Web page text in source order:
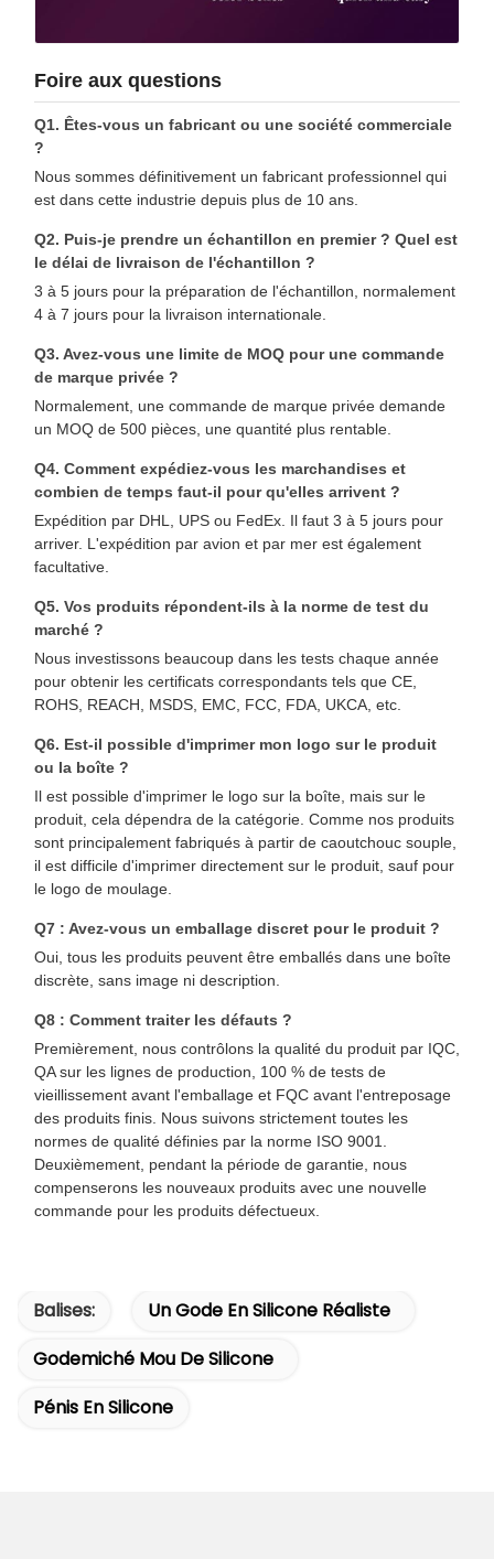
Foire aux questions
Q1. Êtes-vous un fabricant ou une société commerciale
?
Nous sommes définitivement un fabricant professionnel qui
est dans cette industrie depuis plus de 10 ans.
Q2. Puis-je prendre un échantillon en premier ? Quel est
le délai de livraison de l'échantillon ?
3 à 5 jours pour la préparation de l'échantillon, normalement
4 à 7 jours pour la livraison internationale.
Q3. Avez-vous une limite de MOQ pour une commande
de marque privée ?
Normalement, une commande de marque privée demande
un MOQ de 500 pièces, une quantité plus rentable.
Q4. Comment expédiez-vous les marchandises et
combien de temps faut-il pour qu'elles arrivent ?
Expédition par DHL, UPS ou FedEx. Il faut 3 à 5 jours pour
arriver. L'expédition par avion et par mer est également
facultative.
Q5. Vos produits répondent-ils à la norme de test du
marché ?
Nous investissons beaucoup dans les tests chaque année
pour obtenir les certificats correspondants tels que CE,
ROHS, REACH, MSDS, EMC, FCC, FDA, UKCA, etc.
Q6. Est-il possible d'imprimer mon logo sur le produit
ou la boîte ?
Il est possible d'imprimer le logo sur la boîte, mais sur le
produit, cela dépendra de la catégorie. Comme nos produits
sont principalement fabriqués à partir de caoutchouc souple,
il est difficile d'imprimer directement sur le produit, sauf pour
le logo de moulage.
Q7 : Avez-vous un emballage discret pour le produit ?
Oui, tous les produits peuvent être emballés dans une boîte
discrète, sans image ni description.
Q8 : Comment traiter les défauts ?
Premièrement, nous contrôlons la qualité du produit par IQC,
QA sur les lignes de production, 100 % de tests de
vieillissement avant l'emballage et FQC avant l'entreposage
des produits finis. Nous suivons strictement toutes les
normes de qualité définies par la norme ISO 9001.
Deuxièmement, pendant la période de garantie, nous
compenserons les nouveaux produits avec une nouvelle
commande pour les produits défectueux.
Balises:
Un Gode En Silicone Réaliste
Godemiché Mou De Silicone
Pénis En Silicone